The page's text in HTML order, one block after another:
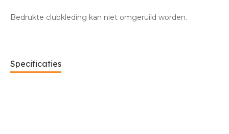
Bedrukte clubkleding kan niet omgeruild worden.
Specificaties